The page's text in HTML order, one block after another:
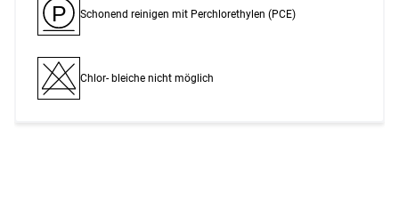
P Schonend reinigen mit Perchlor­ethylen (PCE)
Chlor- bleiche nicht möglich